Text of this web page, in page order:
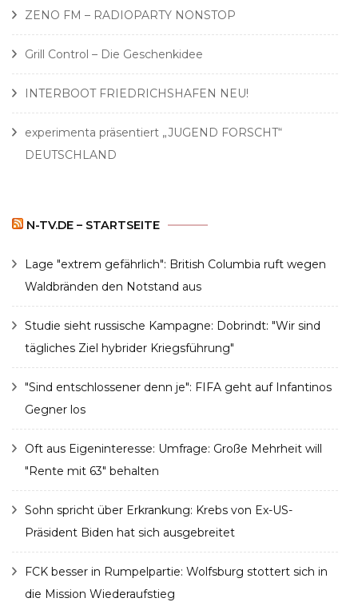
ZENO FM – RADIOPARTY NONSTOP
Grill Control – Die Geschenkidee
INTERBOOT FRIEDRICHSHAFEN NEU!
experimenta präsentiert „JUGEND FORSCHT“
DEUTSCHLAND
N-TV.DE – STARTSEITE
Lage "extrem gefährlich": British Columbia ruft wegen
Waldbränden den Notstand aus
Studie sieht russische Kampagne: Dobrindt: "Wir sind
tägliches Ziel hybrider Kriegsführung"
"Sind entschlossener denn je": FIFA geht auf Infantinos
Gegner los
Oft aus Eigeninteresse: Umfrage: Große Mehrheit will
"Rente mit 63" behalten
Sohn spricht über Erkrankung: Krebs von Ex-US-
Präsident Biden hat sich ausgebreitet
FCK besser in Rumpelpartie: Wolfsburg stottert sich in
die Mission Wiederaufstieg